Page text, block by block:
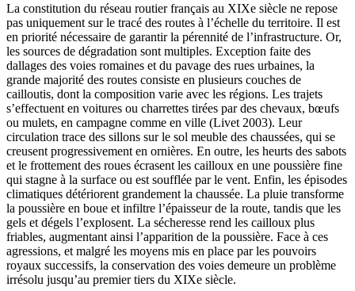
La constitution du réseau routier français au XIXe siècle ne repose
pas uniquement sur le tracé des routes à l’échelle du territoire. Il est
en priorité nécessaire de garantir la pérennité de l’infrastructure. Or,
les sources de dégradation sont multiples. Exception faite des
dallages des voies romaines et du pavage des rues urbaines, la
grande majorité des routes consiste en plusieurs couches de
cailloutis, dont la composition varie avec les régions. Les trajets
s’effectuent en voitures ou charrettes tirées par des chevaux, bœufs
ou mulets, en campagne comme en ville (Livet 2003). Leur
circulation trace des sillons sur le sol meuble des chaussées, qui se
creusent progressivement en ornières. En outre, les heurts des sabots
et le frottement des roues écrasent les cailloux en une poussière fine
qui stagne à la surface ou est soufflée par le vent. Enfin, les épisodes
climatiques détériorent grandement la chaussée. La pluie transforme
la poussière en boue et infiltre l’épaisseur de la route, tandis que les
gels et dégels l’explosent. La sécheresse rend les cailloux plus
friables, augmentant ainsi l’apparition de la poussière. Face à ces
agressions, et malgré les moyens mis en place par les pouvoirs
royaux successifs, la conservation des voies demeure un problème
irrésolu jusqu’au premier tiers du XIXe siècle.